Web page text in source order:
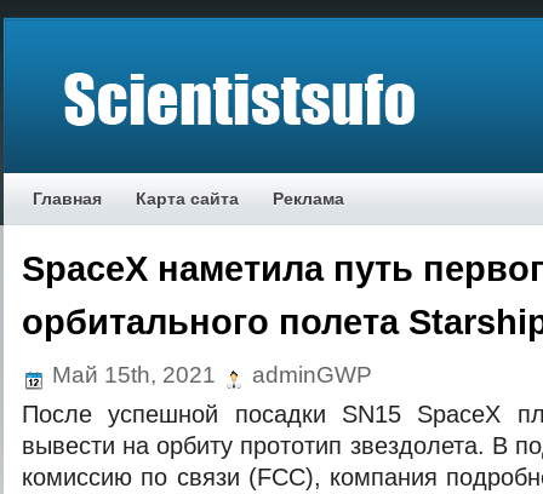
Главная Карта сайта Реклама
SpaceX наметила путь
орбитального полета
Май 15th, 2021 adminGWP
После успешной посадки SN15 SpaceX
вывести на орбиту прототип звездолета. В
комиссию по связи (FCC), компания